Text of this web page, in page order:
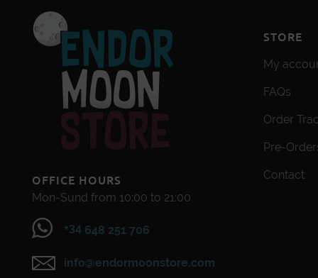
OFFICE HOURS
Mon-Sund from 10:00 to 21:00
+34 648 251 706
info@endormoonstore.com
STORE
My
FAQs
Order
Pre-
Contact